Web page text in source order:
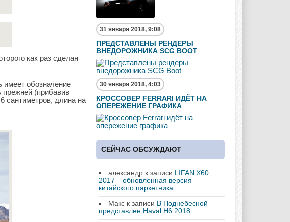
как раз сделан
имеет обозначение
прежней (прибавив
сантиметров, длина на
31 января 2018, 9:08
ПРЕДСТАВЛЕНЫ РЕНДЕРЫ
ВНЕДОРОЖНИКА SCG BOOT
30 января 2018, 4:03
КРОССОВЕР FERRARI ИДЁТ НА
ОПЕРЕЖЕНИЕ ГРАФИКА
СЕЙЧАС ОБСУЖДАЮТ
александр к записи LIFAN X60
2017 – обновленная версия
китайского паркетника
Макс к записи В Поднебесной
представлен Haval H6 2018